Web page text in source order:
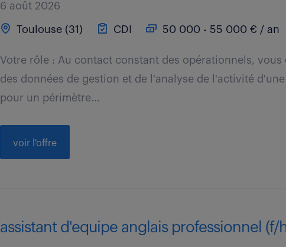
6 août 2026
Toulouse (31) CDI 50 000 - 55 000 € / an
Votre rôle : Au contact constant des opérationnels,
des données de gestion et de l'analyse de l'activité
pour un périmètre...
voir l'offre
assistant d'equipe anglais professionnel (f/